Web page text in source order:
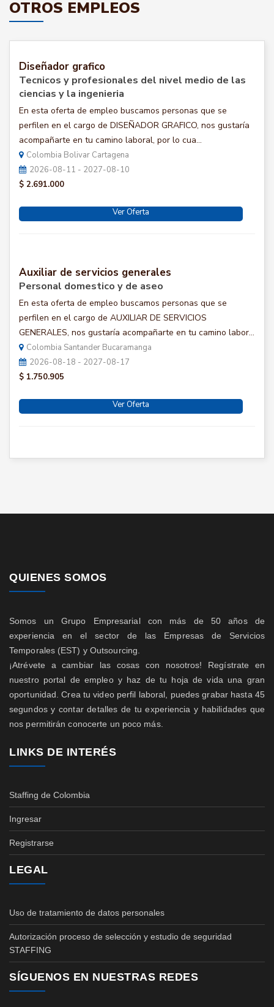
OTROS EMPLEOS
Diseñador grafico
Tecnicos y profesionales del nivel medio de las
ciencias y la ingenieria
En esta oferta de empleo buscamos personas que se
perfilen en el cargo de DISEÑADOR GRAFICO, nos gustaría
acompañarte en tu camino laboral, por lo cua...
Colombia Bolivar Cartagena
2026-08-11 - 2027-08-10
$ 2.691.000
Ver Oferta
Auxiliar de servicios generales
Personal domestico y de aseo
En esta oferta de empleo buscamos personas que se
perfilen en el cargo de AUXILIAR DE SERVICIOS
GENERALES, nos gustaría acompañarte en tu camino labor...
Colombia Santander Bucaramanga
2026-08-18 - 2027-08-17
$ 1.750.905
Ver Oferta
QUIENES SOMOS
Somos un Grupo Empresarial con más de 50 años de
experiencia en el sector de las Empresas de Servicios
Temporales (EST) y Outsourcing.
¡Atrévete a cambiar las cosas con nosotros! Regístrate en
nuestro portal de empleo y haz de tu hoja de vida una gran
oportunidad. Crea tu video perfil laboral, puedes grabar hasta 45
segundos y contar detalles de tu experiencia y habilidades que
nos permitirán conocerte un poco más.
LINKS DE INTERÉS
Staffing de Colombia
Ingresar
Registrarse
LEGAL
Uso de tratamiento de datos personales
Autorización proceso de selección y estudio de seguridad
STAFFING
SÍGUENOS EN NUESTRAS REDES